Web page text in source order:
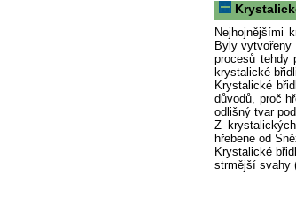
Nejhojnějšími
Byly vytvořeny
procesů tehdy
krystalické
Krystalické
důvodů, proč
odlišný tvar
Z
hřebene od
Krystalické
strmější svahy